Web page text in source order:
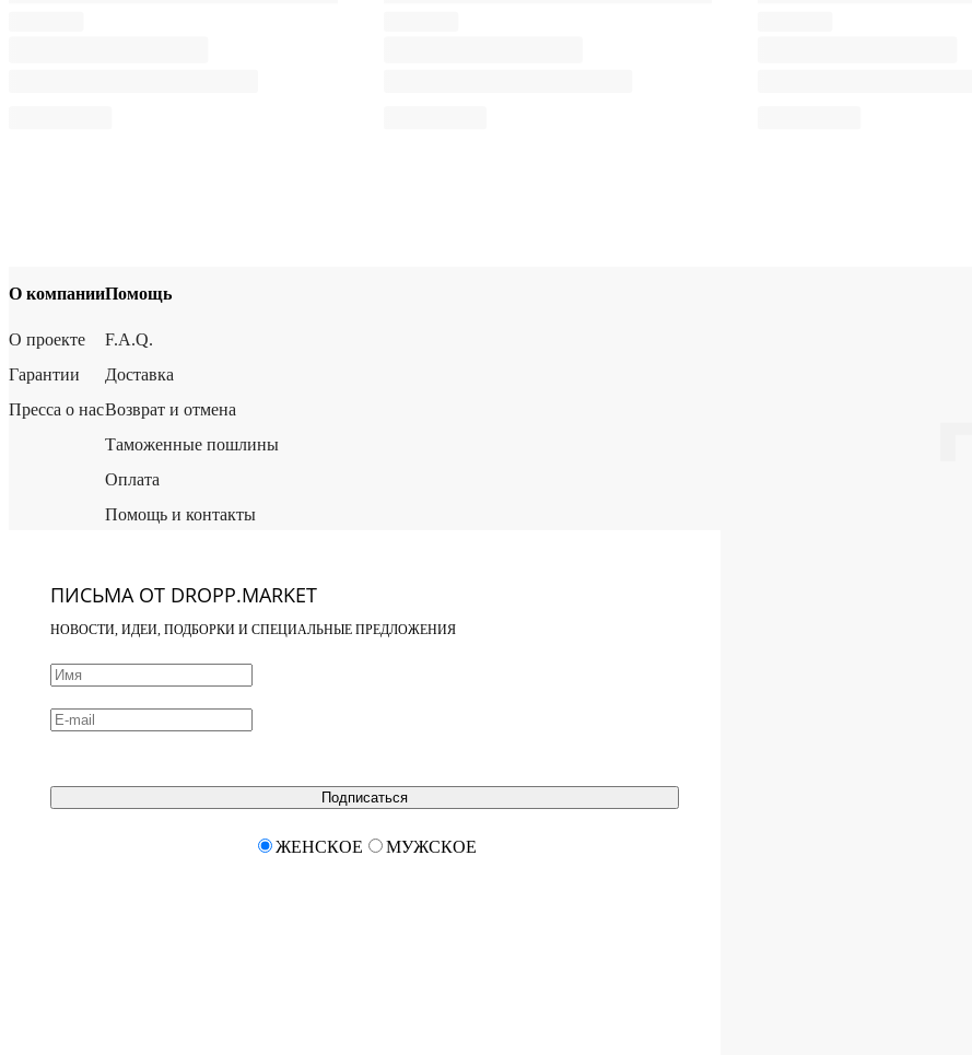
О компании
О проекте
Гарантии
Пресса о нас
Помощь
F.A.Q.
Доставка
Возврат и отмена
Таможенные пошлины
Оплата
Помощь и контакты
ПИСЬМА ОТ DROPP.MARKET
НОВОСТИ, ИДЕИ, ПОДБОРКИ И СПЕЦИАЛЬНЫЕ ПРЕДЛОЖЕНИЯ
Подписаться
ЖЕНСКОЕ МУЖСКОЕ